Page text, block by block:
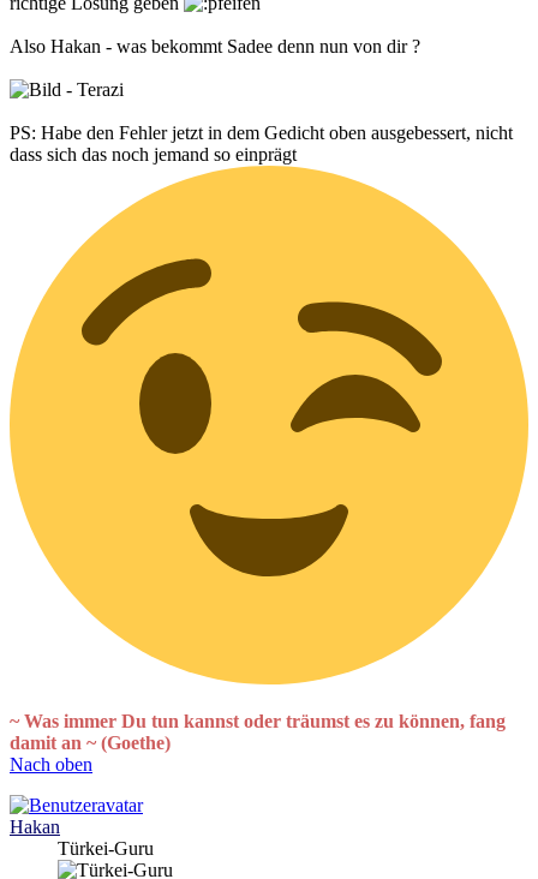
Also Hakan - was bekommt Sadee denn nun von dir ?
- Terazi
PS: Habe den Fehler jetzt in dem Gedicht oben ausgebessert, nicht
dass sich das noch jemand so einprägt
~ Was immer Du tun kannst oder träumst es zu können, fang
damit an ~ (Goethe)
Nach oben
Hakan
Türkei-Guru